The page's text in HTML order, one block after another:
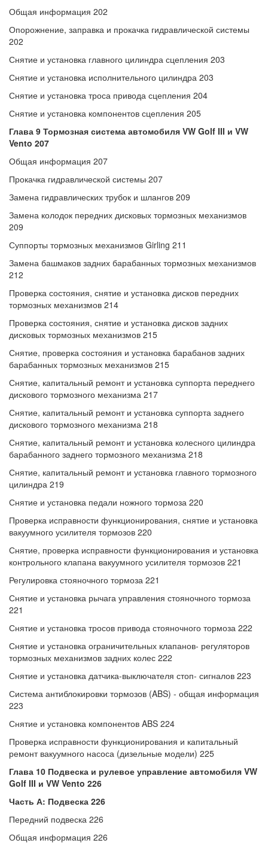
Общая информация 202
Опорожнение, заправка и прокачка гидравлической системы
202
Снятие и установка главного цилиндра сцепления 203
Снятие и установка исполнительного цилиндра 203
Снятие и установка троса привода сцепления 204
Снятие и установка компонентов сцепления 205
Глава 9 Тормозная система автомобиля VW Golf III и VW
Vento 207
Общая информация 207
Прокачка гидравлической системы 207
Замена гидравлических трубок и шлангов 209
Замена колодок передних дисковых тормозных механизмов
209
Суппорты тормозных механизмов Girling 211
Замена башмаков задних барабанных тормозных механизмов
212
Проверка состояния, снятие и установка дисков передних
тормозных механизмов 214
Проверка состояния, снятие и установка дисков задних
дисковых тормозных механизмов 215
Снятие, проверка состояния и установка барабанов задних
барабанных тормозных механизмов 215
Снятие, капитальный ремонт и установка суппорта переднего
дискового тормозного механизма 217
Снятие, капитальный ремонт и установка суппорта заднего
дискового тормозного механизма 218
Снятие, капитальный ремонт и установка колесного цилиндра
барабанного заднего тормозного механизма 218
Снятие, капитальный ремонт и установка главного тормозного
цилиндра 219
Снятие и установка педали ножного тормоза 220
Проверка исправности функционирования, снятие и установка
вакуумного усилителя тормозов 220
Снятие, проверка исправности функционирования и установка
контрольного клапана вакуумного усилителя тормозов 221
Регулировка стояночного тормоза 221
Снятие и установка рычага управления стояночного тормоза
221
Снятие и установка тросов привода стояночного тормоза 222
Снятие и установка ограничительных клапанов- регуляторов
тормозных механизмов задних колес 222
Снятие и установка датчика-выключателя стоп- сигналов 223
Система антиблокировки тормозов (ABS) - общая информация
223
Снятие и установка компонентов ABS 224
Проверка исправности функционирования и капитальный
ремонт вакуумного насоса (дизельные модели) 225
Глава 10 Подвеска и рулевое управление автомобиля VW
Golf III и VW Vento 226
Часть А: Подвеска 226
Передний подвеска 226
Общая информация 226